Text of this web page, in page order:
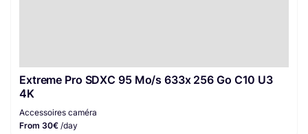
Extreme Pro SDXC 95 Mo/s 633x 256 Go C10 U3
4K
Accessoires caméra
From 30€ /day